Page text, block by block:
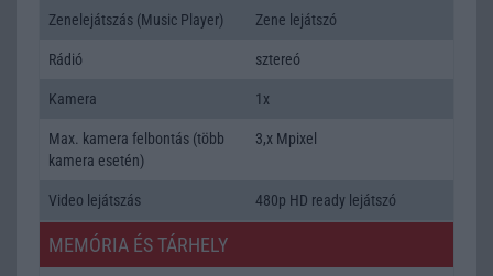
Zenelejátszás (Music Player) Zene lejátszó
Rádió sztereó
Kamera 1x
Max. kamera felbontás (több
kamera esetén)
3,x Mpixel
Video lejátszás 480p HD ready lejátszó
MEMÓRIA ÉS TÁRHELY